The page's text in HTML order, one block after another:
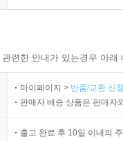
련한 안내가 있는경우 아
마이페이지 > 반품/교환 신
판매자 배송 상품은 판매자
출고 완료 후 10일 이내의